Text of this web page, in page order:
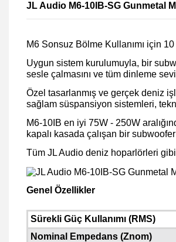
JL Audio M6-10IB-SG Gunmetal
M6 Sonsuz Bölme Kullanımı için
Uygun sistem kurulumuyla, bir
sesle çalmasını ve tüm dinleme
Özel tasarlanmış ve gerçek deniz
sağlam süspansiyon sistemleri,
M6-10IB en iyi 75W - 250W
kapalı kasada çalışan bir
Tüm JL Audio deniz hoparlörleri
Genel Özellikler
Sürekli Güç Kullanımı (RMS)
Nominal Empedans (Znom)